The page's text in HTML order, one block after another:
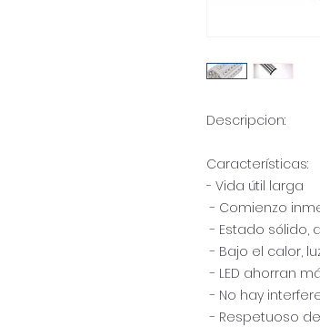
Descripcion:
Características:
- Vida útil larga
- Comienzo
- Estado sólido,
- Bajo el calor,
- LED ahorran
- No hay
- Respetuoso